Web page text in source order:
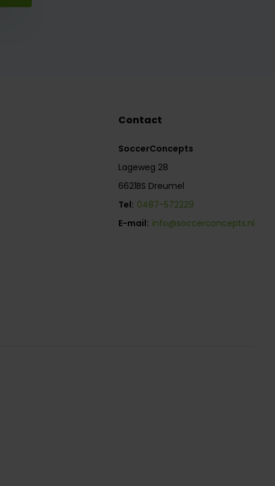
Contact
SoccerConcepts
Lageweg 28
6621BS Dreumel
Tel: 0487-572229
E-mail: info@soccerconcepts.nl